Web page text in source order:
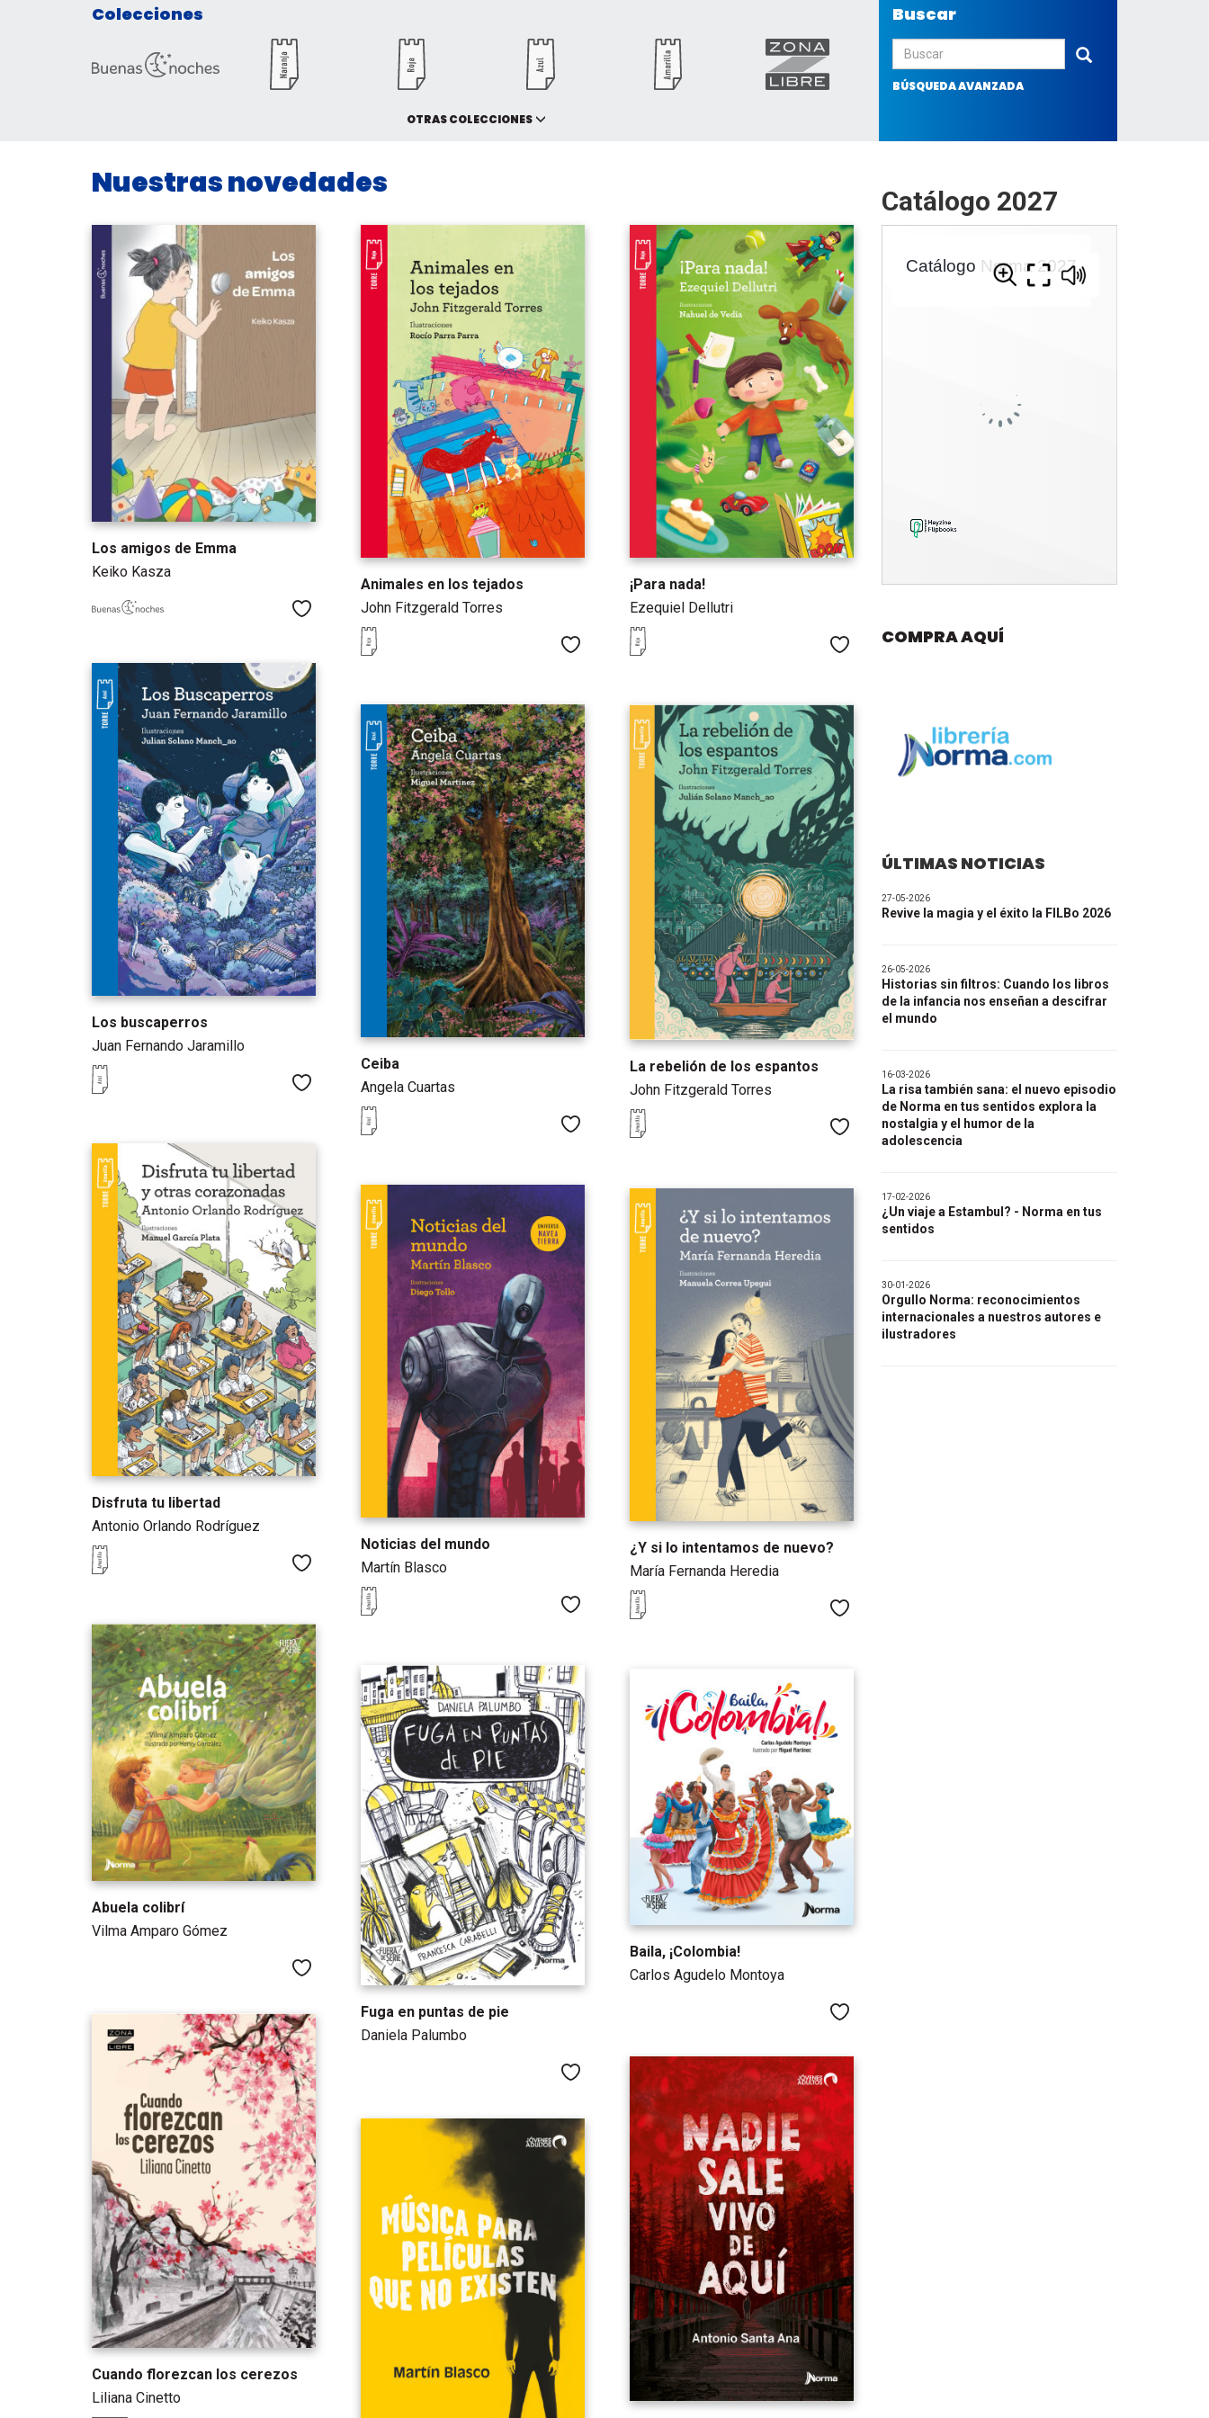
Colecciones
OTRAS COLECCIONES
Buscar
BÚSQUEDA AVANZADA
Nuestras novedades
Los amigos de Emma
Keiko Kasza
Me gusta
Animales en los tejados
John Fitzgerald Torres
Me gusta
¡Para nada!
Ezequiel Dellutri
Me gusta
Los buscaperros
Juan Fernando Jaramillo
Me gusta
Ceiba
Angela Cuartas
Me gusta
La rebelión de los espantos
John Fitzgerald Torres
Me gusta
Disfruta tu libertad
Antonio Orlando Rodríguez
Me gusta
Noticias del mundo
Martín Blasco
Me gusta
¿Y si lo intentamos de nuevo?
María Fernanda Heredia
Abuela colibrí
Vilma Amparo Gómez
Me gusta
Fuga en puntas de pie
Daniela Palumbo
Baila, ¡Colombia!
Carlos Agudelo Montoya
Cuando florezcan los cerezos
Liliana Cinetto
Catálogo 2027
COMPRA AQUÍ
ÚLTIMAS NOTICIAS
27-05-2026
Revive la magia y el éxito la FILBo 2026
26-05-2026
Historias sin filtros: Cuando los libros
de la infancia nos enseñan a descifrar
el mundo
16-03-2026
La risa también sana: el nuevo episodio
de Norma en tus sentidos explora la
nostalgia y el humor de la
adolescencia
17-02-2026
¿Un viaje a Estambul? - Norma en tus
sentidos
30-01-2026
Orgullo Norma: reconocimientos
internacionales a nuestros autores e
ilustradores